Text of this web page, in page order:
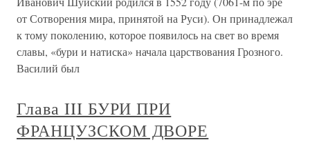
от Сотворения мира, принятой на Руси). Он принадлежал
к тому поколению, которое появилось на свет во время
славы, «бури и натиска» начала царствования Грозного.
Василий был
Глава III БУРИ ПРИ
ФРАНЦУЗСКОМ ДВОРЕ